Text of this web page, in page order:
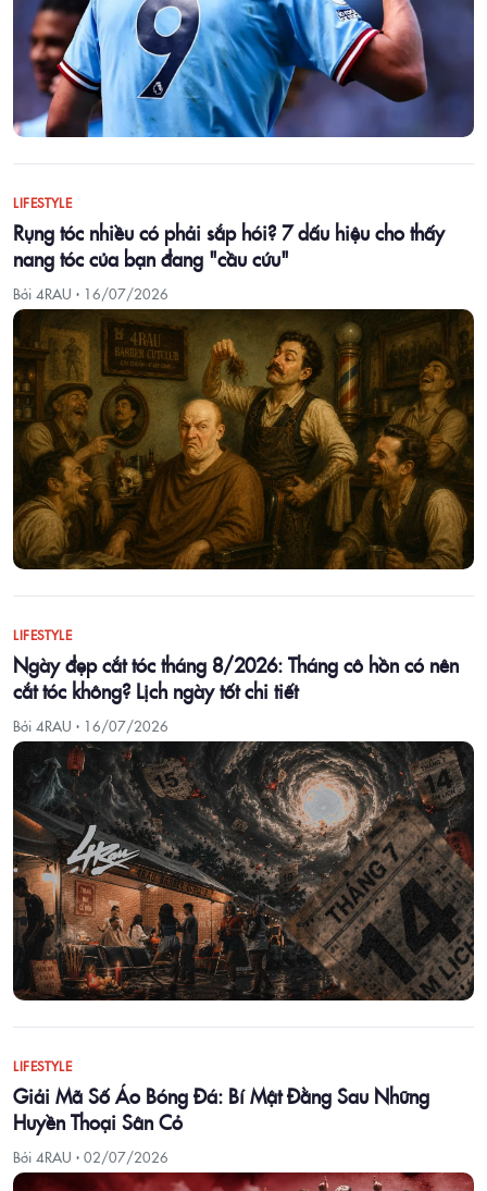
LIFESTYLE
Rụng tóc nhiều có phải sắp hói? 7 dấu hiệu cho thấy
nang tóc của bạn đang "cầu cứu"
Bởi 4RAU · 16/07/2026
LIFESTYLE
Ngày đẹp cắt tóc tháng 8/2026: Tháng cô hồn có nên
cắt tóc không? Lịch ngày tốt chi tiết
Bởi 4RAU · 16/07/2026
LIFESTYLE
Giải Mã Số Áo Bóng Đá: Bí Mật Đằng Sau Những
Huyền Thoại Sân Cỏ
Bởi 4RAU · 02/07/2026